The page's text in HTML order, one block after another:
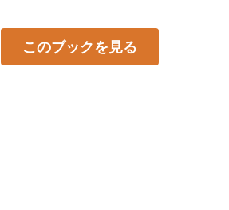
このブックを見る